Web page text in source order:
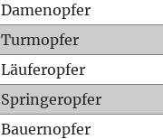
Damenopfer
Turmopfer
Läuferopfer
Springeropfer
Bauernopfer